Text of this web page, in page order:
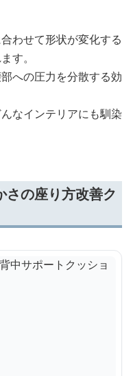
わせて形状が変化する
す。
への圧力を分散する効
なインテリアにも馴染
さの座り方改善ク